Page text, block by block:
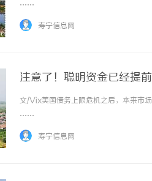
……
寿宁信息网
注意了！聪明资金已经提
文/Vix美国债务上限危机之后，本来市
……
寿宁信息网